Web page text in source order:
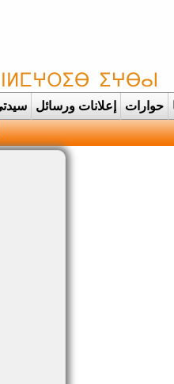
حوارات إعلانات ورسائل سيدتي